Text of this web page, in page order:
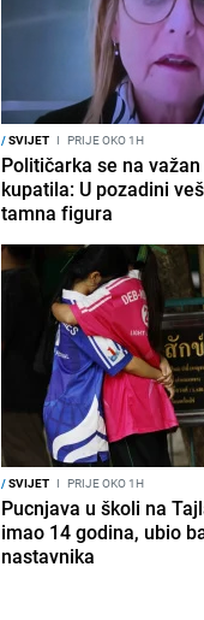
/SVIJET I PRIJE OKO 1H
Političarka se na
kupatila: U pozadini
tamna figura
/SVIJET I PRIJE OKO 1H
Pucnjava u školi na
imao 14 godina, ubio
nastavnika